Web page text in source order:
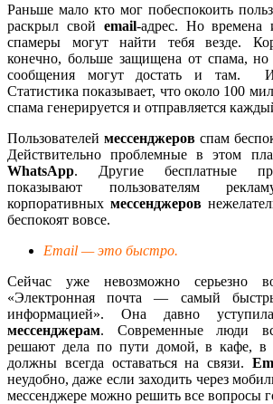
Раньше мало кто мог побеспокоить
раскрыл свой email-адрес. Но времена
спамеры могут найти тебя везде.
конечно, больше защищена от спама,
сообщения могут достать и там. И
Статистика показывает, что около 100
спама генерируется и отправляется
Пользователей мессенджеров спам
Действительно проблемные в этом
WhatsApp. Другие бесплатные
показывают пользователям
корпоративных мессенджеров
беспокоят вовсе.
Email — это быстро.
Сейчас уже невозможно серьезно
«Электронная почта — самый
информацией». Она давно
мессенджерам. Современные люди
решают дела по пути домой, в кафе, в
должны всегда оставаться на связи.
неудобно, даже если заходить через
мессенджере можно решить все вопросы